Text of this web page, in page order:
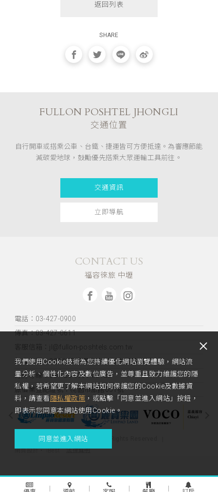
返回列表
SHARE
FULLON POSHTEL JHONGLI
交通位置
自行開車或搭乘公車、台鐵、捷運皆可方便抵達。為響應節能
減碳愛地球，鼓勵優先搭乘大眾運輸工具前往。
交通資訊
立即導航
CONTACT US
福容徠旅 中壢
電話：03-427-0900
傳真：03-427-0611
客服信箱：jl@fullon-poshtels.com.tw
飯店位置：320台灣桃園市中壢區中正路89號
訂房專線：03-426-6363 #2122
旅宿業登記證號：桃園市旅館051號
Copyright 2023 Fullon Poshtel. All Rights Reserved.
網頁設計‧iBest 法律聲明
我們使用Cookie技術為您持續優化網站瀏覽體驗，網站流
量分析、個性化內容及數位廣告，並尊重且致力維護您的隱
私權，若希望更了解本網站如何保護您的Cookie及數據資
料，請查看 隱私權政策 ，或點擊「同意並進入網站」按鈕，
即表示您同意本網站使用Cookie。
同意並進入網站